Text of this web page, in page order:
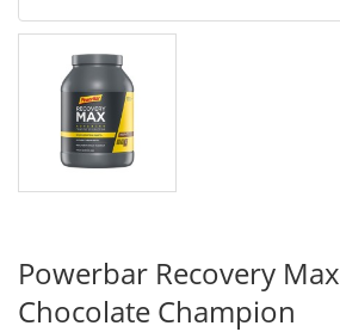
Powerbar Recovery
Chocolate Champion